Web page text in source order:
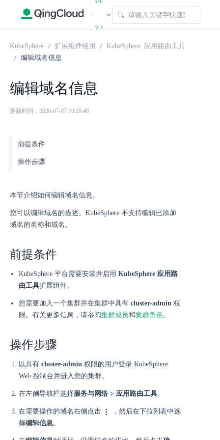
|
2.1
KubeSphere 扩展组件使用
KubeSphere 应用路由工具
编辑域名信息
编辑域名信息
更新时间：2026-07-07 10:29:40
前提条件
操作步骤
本节介绍如何编辑域名信息。
您可以编辑域名的描述。KubeSphere 不支持编辑已添加
域名的名称和域名。
前提条件
KubeSphere 平台需要安装并启用 KubeSphere 应用路
由工具扩展组件。
您需要加入一个集群并在集群中具有 cluster-admin 权
限。有关更多信息，请参阅集群成员和集群角色。
操作步骤
以具有 cluster-admin 权限的用户登录 KubeSphere
Web 控制台并进入您的集群。
在左侧导航栏选择服务与网络 > 应用路由工具。
在需要操作的域名右侧点击
，然后在下拉列表中选
择编辑信息。